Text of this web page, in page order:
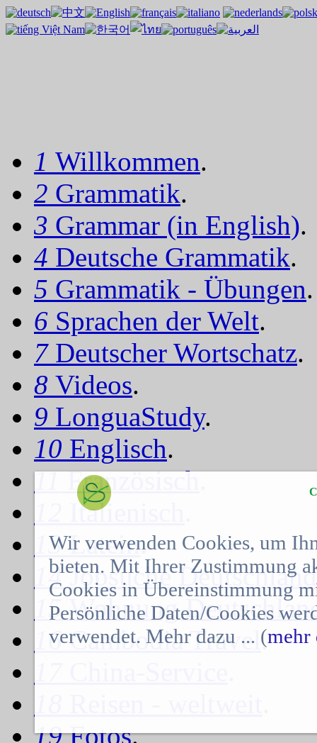
1 Willkommen.
2 Grammatik.
3 Grammar (in English).
4 Deutsche Grammatik.
5 Grammatik - Übungen.
6 Sprachen der Welt.
7 Deutscher Wortschatz.
8 Videos.
9 LonguaStudy.
10 Englisch.
11Französisch.
Italienisch
13Latein.
14Jobsuche Deutschland
15Wohnung
16Cambodia Travel .
19Fotos.
Wir verwenden Cookies, um
bieten. Mit Ihrer Zustimmung
Cookies in Übereinstimmung
Persönliche Daten/Cookies
verwendet. Mehr dazu ... (mehr